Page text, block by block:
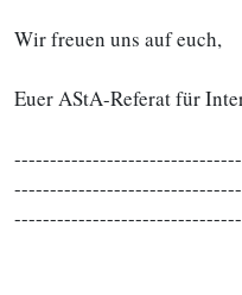
Wir freuen uns auf euch,
Euer AStA-Referat für